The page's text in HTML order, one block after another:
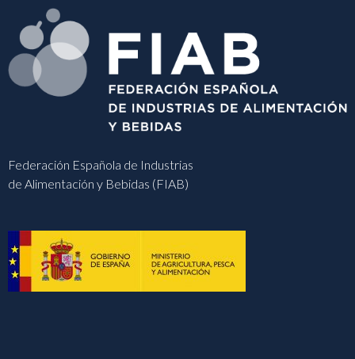
Federación Española de Industrias
de Alimentación y Bebidas (FIAB)